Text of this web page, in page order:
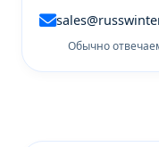
Обычно